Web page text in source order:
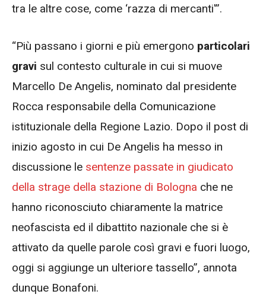
tra le altre cose, come ‘razza di mercanti'”.
“Più passano i giorni e più emergono particolari
gravi sul contesto culturale in cui si muove
Marcello De Angelis, nominato dal presidente
Rocca responsabile della Comunicazione
istituzionale della Regione Lazio. Dopo il post di
inizio agosto in cui De Angelis ha messo in
discussione le sentenze passate in giudicato
della strage della stazione di Bologna che ne
hanno riconosciuto chiaramente la matrice
neofascista ed il dibattito nazionale che si è
attivato da quelle parole così gravi e fuori luogo,
oggi si aggiunge un ulteriore tassello”, annota
dunque Bonafoni.